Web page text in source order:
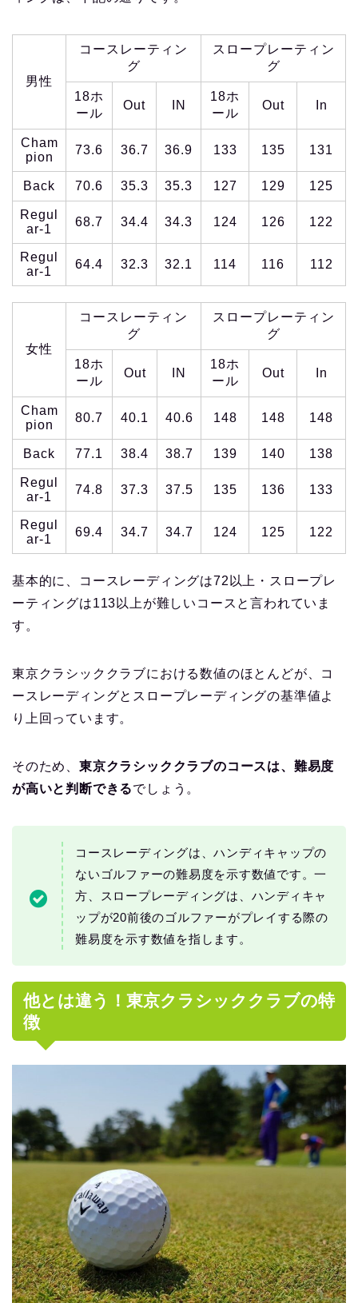
男性
コースレーティン
グ
スロープレーティン
グ
18ホ
ール
Out IN
18ホ
ール
Out In
Cham
pion
73.6 36.7 36.9 133 135 131
Back 70.6 35.3 35.3 127 129 125
Regul
ar-1
68.7 34.4 34.3 124 126 122
Regul
ar-1
64.4 32.3 32.1 114 116 112
女性
コースレーティン
グ
スロープレーティン
グ
18ホ
ール
Out IN
18ホ
ール
Out In
Cham
pion
80.7 40.1 40.6 148 148 148
Back 77.1 38.4 38.7 139 140 138
Regul
ar-1
74.8 37.3 37.5 135 136 133
Regul
ar-1
69.4 34.7 34.7 124 125 122
基本的に、コースレーディングは72以上・スロープレ
ーティングは113以上が難しいコースと言われていま
す。
東京クラシッククラブにおける数値のほとんどが、コ
ースレーディングとスロープレーディングの基準値よ
り上回っています。
そのため、 東京クラシッククラブのコースは、難易度
が高いと判断できるでしょう。
コースレーディングは、ハンディキャップの
ないゴルファーの難易度を示す数値です。一
方、スロープレーディングは、ハンディキャ
ップが20前後のゴルファーがプレイする際の
難易度を示す数値を指します。
他とは違う！東京クラシッククラブの特
徴